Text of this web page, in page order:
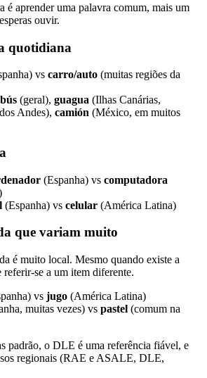
é aprender uma palavra comum, mais um
ouvir.
quotidiana
vs carro/auto (muitas regiões da
(geral), guagua (Ilhas Canárias,
Andes), camión (México, em muitos
(Espanha) vs computadora
(Espanha) vs celular (América Latina)
que variam muito
é muito local. Mesmo quando existe a
se a um item diferente.
vs jugo (América Latina)
muitas vezes) vs pastel (comum na
padrão, o DLE é uma referência fiável, e
regionais (RAE e ASALE, DLE,